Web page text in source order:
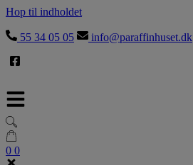
Hop til indholdet
55 34 05 05 info@paraffinhuset.dk
0 0